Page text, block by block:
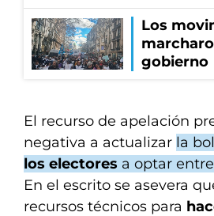
Los
gobierno
El recurso de apelación
negativa a actualizar la
los electores a optar entre
En el escrito se asevera
recursos técnicos para